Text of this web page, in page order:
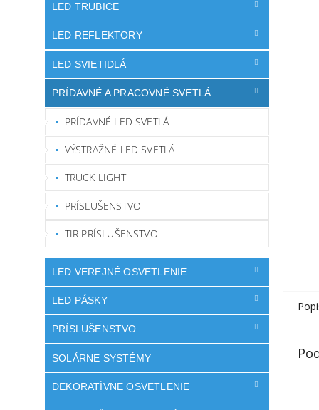
LED TRUBICE
LED REFLEKTORY
LED SVIETIDLÁ
PRÍDAVNÉ A PRACOVNÉ SVETLÁ
PRÍDAVNÉ LED SVETLÁ
VÝSTRAŽNÉ LED SVETLÁ
TRUCK LIGHT
PRÍSLUŠENSTVO
TIR PRÍSLUŠENSTVO
LED VEREJNÉ OSVETLENIE
LED PÁSKY
PRÍSLUŠENSTVO
SOLÁRNE SYSTÉMY
DEKORATÍVNE OSVETLENIE